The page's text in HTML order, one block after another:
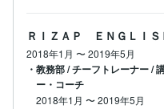
ＲＩＺＡＰ ＥＮＧＬＩＳ
2018年1月 〜2019年5月
・教務部 / チーフトレーナー /
ー・コーチ
2018年1月 〜2019年5月